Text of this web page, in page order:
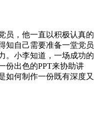
员，他一直以积极认真的
知自己需要准备一堂党员
。小李知道，一场成功的
份出色的PPT来协助讲
如何制作一份既有深度又